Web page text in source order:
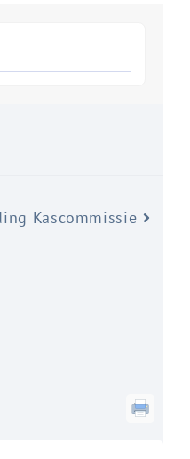
Kascommissie